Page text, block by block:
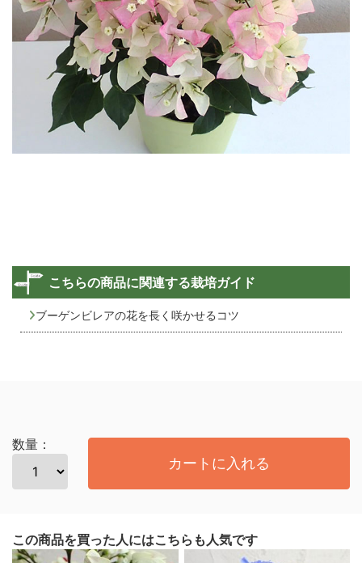
こちらの商品に関連する栽培ガイド
ブーゲンビレアの花を長く咲かせるコツ
数量：
カートに入れる
この商品を買った人にはこちらも人気です